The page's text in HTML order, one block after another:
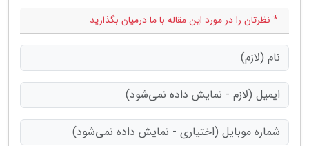
* نظرتان را در مورد این مقاله با ما درمیان بگذارید